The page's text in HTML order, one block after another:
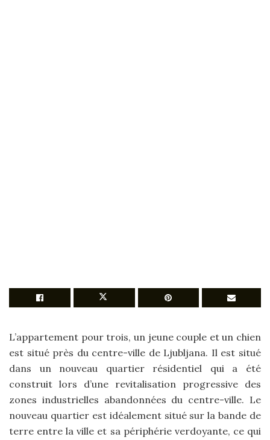
L’appartement pour trois, un jeune couple et un chien
est situé près du centre-ville de Ljubljana. Il est situé
dans un nouveau quartier résidentiel qui a été
construit lors d’une revitalisation progressive des
zones industrielles abandonnées du centre-ville. Le
nouveau quartier est idéalement situé sur la bande de
terre entre la ville et sa périphérie verdoyante, ce qui